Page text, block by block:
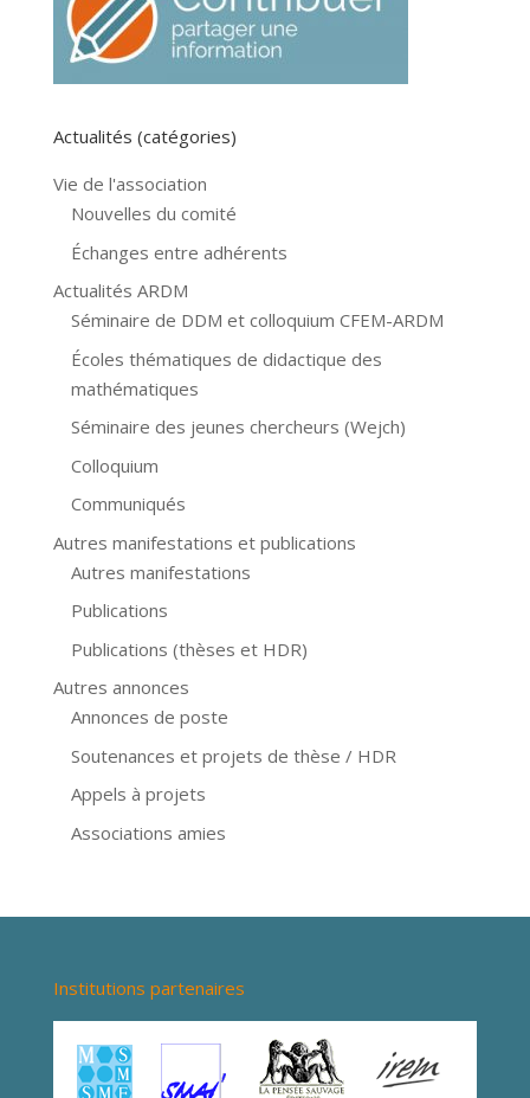
Actualités (catégories)
Vie de l'association
Nouvelles du comité
Échanges entre adhérents
Actualités ARDM
Séminaire de DDM et colloquium CFEM-ARDM
Écoles thématiques de didactique des
mathématiques
Séminaire des jeunes chercheurs (Wejch)
Colloquium
Communiqués
Autres manifestations et publications
Autres manifestations
Publications
Publications (thèses et HDR)
Autres annonces
Annonces de poste
Soutenances et projets de thèse / HDR
Appels à projets
Associations amies
Institutions partenaires